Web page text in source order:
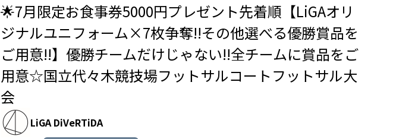
🌟7月限定お食事券5000円プレゼント先着順【LiGAオリ
ジナルユニフォーム×7枚争奪!!その他選べる優勝賞品を
ご用意!!】優勝チームだけじゃない!!全チームに賞品をご
用意☆国立代々木競技場フットサルコートフットサル大
会
LiGA DiVeRTiDA